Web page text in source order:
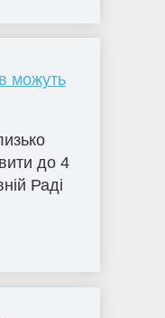
можуть
до 4
Раді